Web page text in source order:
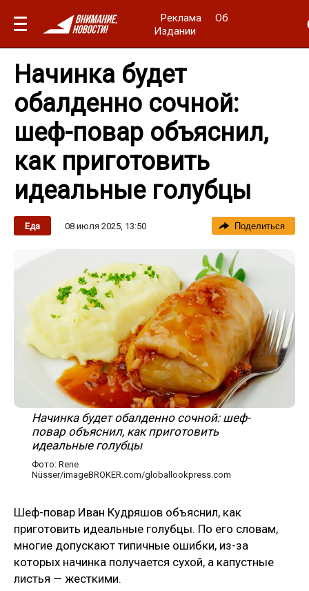
Реклама
Об
Издании
Начинка будет
обалденно сочной:
шеф-повар объяснил,
как приготовить
идеальные голубцы
Еда 08 июля 2025, 13:50 Поделиться
Начинка будет обалденно сочной: шеф-
повар объяснил, как приготовить
идеальные голубцы
Фото: Rene
Nüsser/imageBROKER.com/globallookpress.com
Шеф-повар Иван Кудряшов объяснил, как
приготовить идеальные голубцы. По его словам,
многие допускают типичные ошибки, из-за
которых начинка получается сухой, а капустные
листья — жесткими.